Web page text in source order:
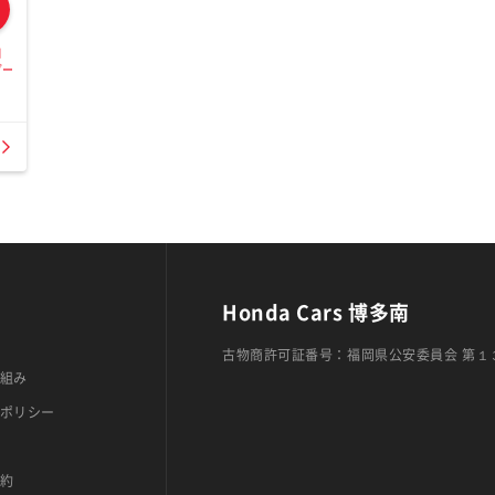
み
リシー
Honda Cars 博多南
古物商許可証番号：福岡県公安委員会 第１